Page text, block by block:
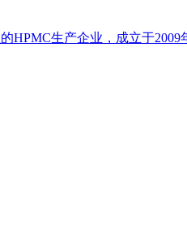
HPMC生产企业，成立于2009